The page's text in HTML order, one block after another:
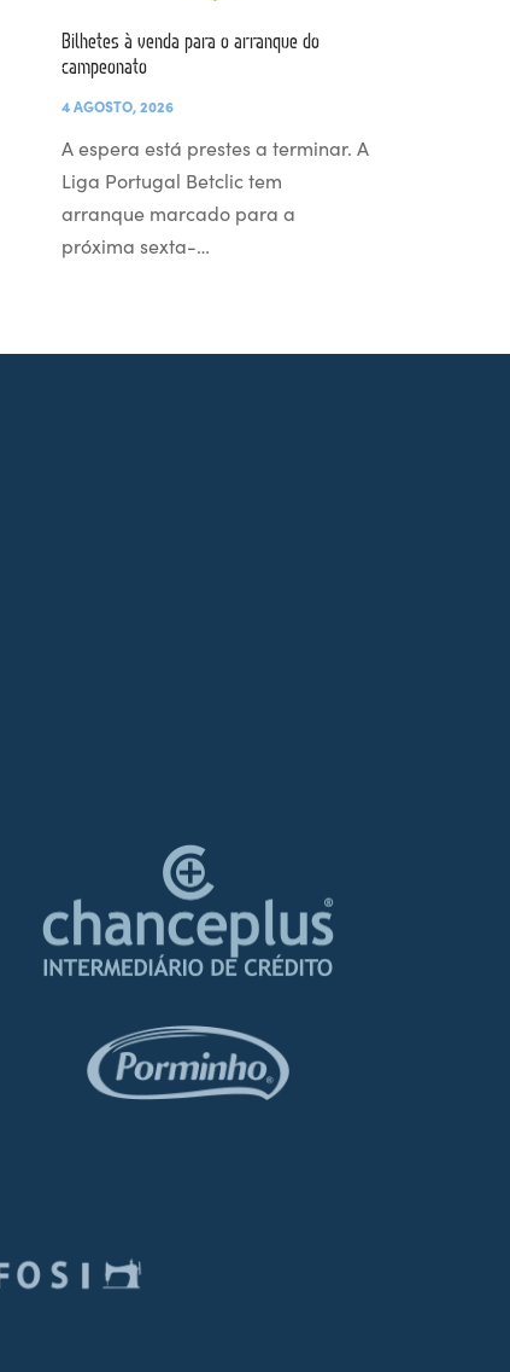
Bilhetes à venda para o arranque do
campeonato
4 AGOSTO, 2026
A espera está prestes a terminar. A
Liga Portugal Betclic tem
arranque marcado para a
próxima sexta-…